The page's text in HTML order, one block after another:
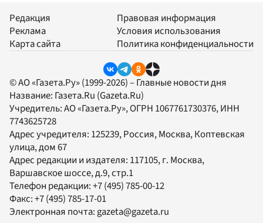
Редакция
Реклама
Карта сайта
Правовая информация
Условия использования
Политика конфиденциальности
© АО «Газета.Ру» (1999-2026) – Главные новости дня
Название: Газета.Ru (Gazeta.Ru)
Учредитель:АО «Газета.Ру», ОГРН 1067761730376, ИНН
7743625728
Адрес учредителя: 125239, Россия, Москва, Коптевская
улица, дом 67
Адрес редакции и издателя: 117105, г. Москва,
Варшавское шоссе, д.9, стр.1
Телефон редакции:+7 (495) 785-00-12
Факс:+7 (495) 785-17-01
Электронная почта:gazeta@gazeta.ru